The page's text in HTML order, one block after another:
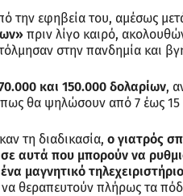
την εφηβεία του, αμέσως
πριν λίγο καιρό,
στην πανδημία και
και 150.000 δολαρίων,
πως θα ψηλώσουν από 7 έως 15
τη διαδικασία, ο γιατρός
αυτά που μπορούν να
μαγνητικό τηλεχειριστήριο
να θεραπευτούν πλήρως τα